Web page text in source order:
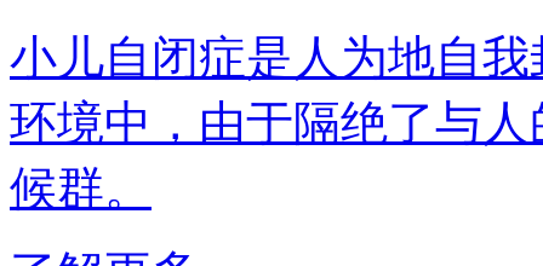
小儿自闭症是人为地自
环境中，由于隔绝了
候群。